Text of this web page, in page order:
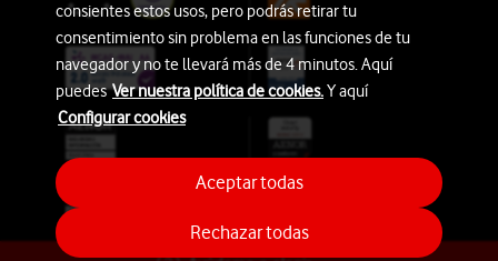
consientes estos usos, pero podrás retirar tu
consentimiento sin problema en las funciones de tu
navegador y no te llevará más de 4 minutos. Aquí
puedesVer nuestra política de cookies.Y aquí
Configurar cookies
Rechazar todas
Aceptar todas